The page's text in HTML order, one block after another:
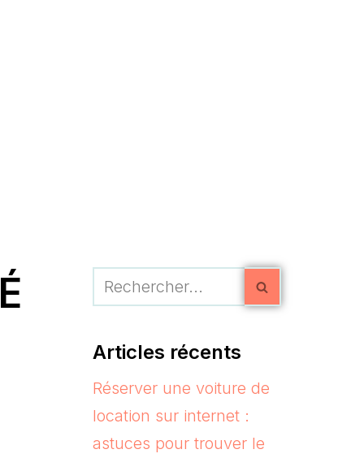
Articles récents
Réserver une voiture de
location sur internet :
astuces pour trouver le